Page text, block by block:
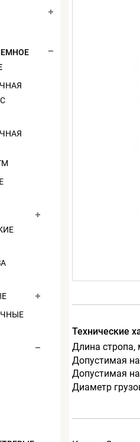
Технические
Длина стропа,
Допустимая
Допустимая
Диаметр